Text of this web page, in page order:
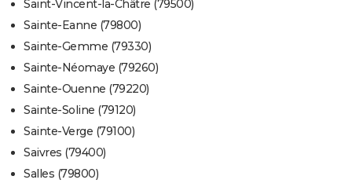
Saint-Vincent-la-Châtre (79500)
Sainte-Eanne (79800)
Sainte-Gemme (79330)
Sainte-Néomaye (79260)
Sainte-Ouenne (79220)
Sainte-Soline (79120)
Sainte-Verge (79100)
Saivres (79400)
Salles (79800)